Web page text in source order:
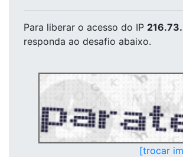
Para liberar o acesso do IP
responda ao desafio abaixo.
[trocar